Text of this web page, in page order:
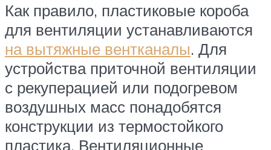
Как правило, пластиковые короба
для вентиляции устанавливаются
на вытяжные вентканалы. Для
устройства приточной вентиляции
с рекуперацией или подогревом
воздушных масс понадобятся
конструкции из термостойкого
пластика. Вентиляционные